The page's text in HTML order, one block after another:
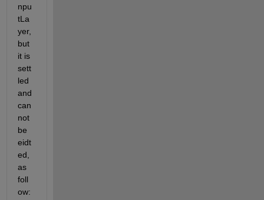
npu
tLa
yer,
but
it is
sett
led
and
can
not
be
eidt
ed,
as
foll
ow: